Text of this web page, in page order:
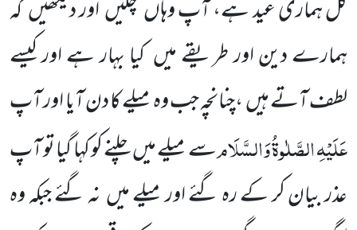
کل ہماری عید ہے، آپ وہاں چلیں اور دیکھیں کہ
ہمارے دین اور طریقے میں کیا بہار ہے اور کیسے
لطف آتے ہیں ،چنانچہ جب وہ میلے کا دن آیا اور آپ
عَلَیْہِالصَّلٰوۃُ وَالسَّلَامسے میلے میں چلنے کو کہا گیا تو آپ
عذر بیان کر کے رہ گئے اور میلے میں نہ گئے جبکہ وہ